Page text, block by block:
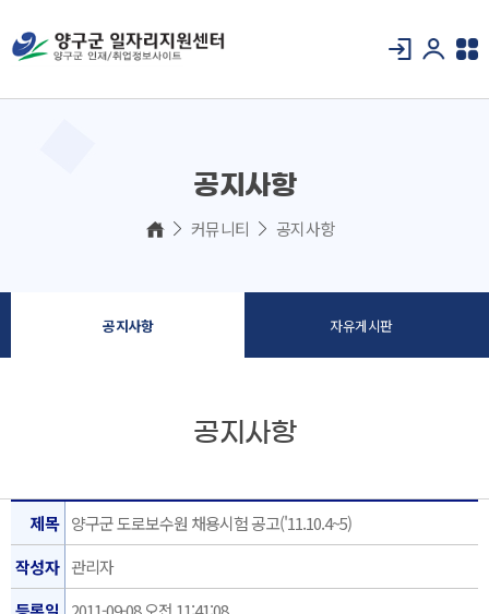
공지사항
커뮤니티 공지사항
공지사항 자유게시판
공지사항
제목 양구군 도로보수원 채용시험 공고('11.10.4~5)
작성자 관리자